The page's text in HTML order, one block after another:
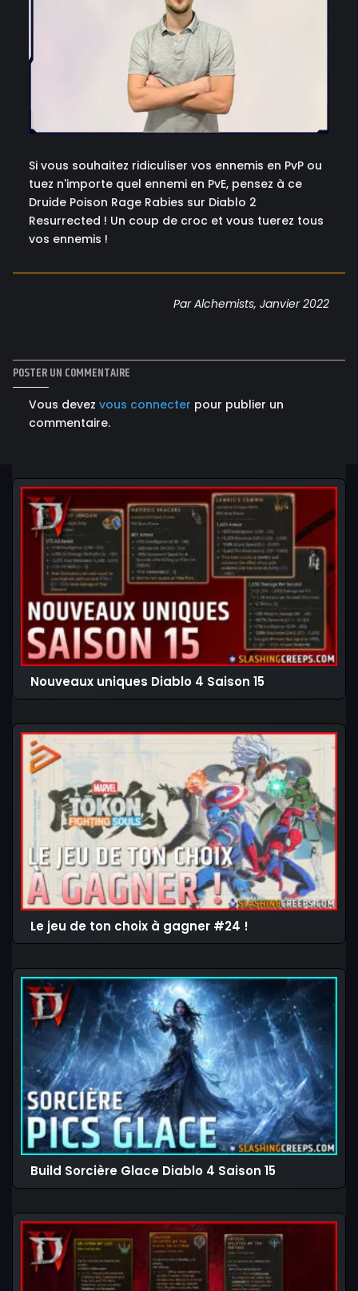
Si vous souhaitez ridiculiser vos ennemis en PvP ou
tuez n'importe quel ennemi en PvE, pensez à ce
Druide Poison Rage Rabies sur Diablo 2
Resurrected ! Un coup de croc et vous tuerez tous
vos ennemis !
Par Alchemists, Janvier 2022
POSTER UN COMMENTAIRE
Vous devez vous connecter pour publier un
commentaire.
Nouveaux uniques Diablo 4 Saison 15
Le jeu de ton choix à gagner #24 !
Build Sorcière Glace Diablo 4 Saison 15